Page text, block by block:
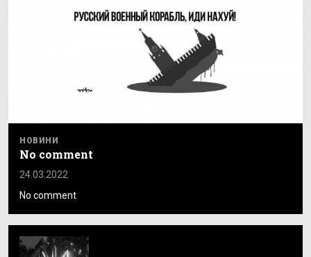
НОВИНИ
No comment
24.03.2022
No comment